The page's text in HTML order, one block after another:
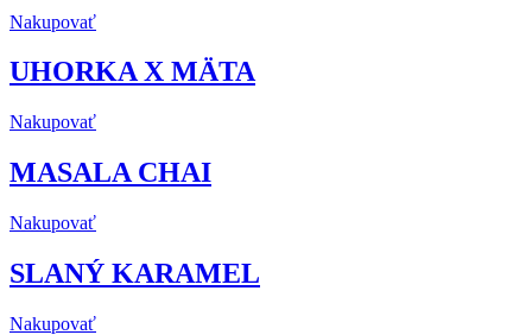
Nakupovať
UHORKA X MÄTA
Nakupovať
MASALA CHAI
Nakupovať
SLANÝ KARAMEL
Nakupovať